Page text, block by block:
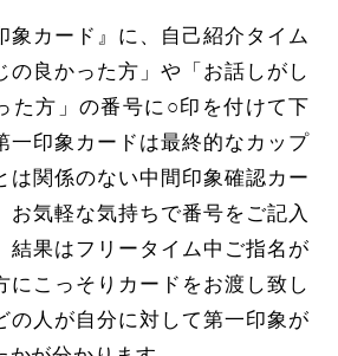
象カード』に、自己紹介タイム
の良かった方」や「お話しがし
た方」の番号に○印を付けて下
一印象カードは最終的なカップ
は関係のない中間印象確認カー
お気軽な気持ちで番号をご記入
結果はフリータイム中ご指名が
にこっそりカードをお渡し致し
の人が自分に対して第一印象が